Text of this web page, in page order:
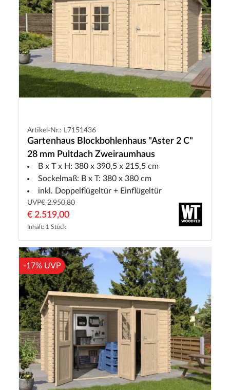
Artikel-Nr.: L7151436
Gartenhaus Blockbohlenhaus "Aster 2 C"
28 mm Pultdach Zweiraumhaus
B x T x H: 380 x 390,5 x 215,5 cm
Sockelmaß: B x T: 380 x 380 cm
inkl. Doppelflügeltür + Einflügeltür
UVP€ 2.950,80
€ 2.519,00
Inhalt: 1 Stück
-17% UVP